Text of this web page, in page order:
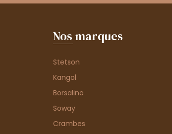
Nos marques
Stetson
Kangol
Borsalino
Soway
Crambes